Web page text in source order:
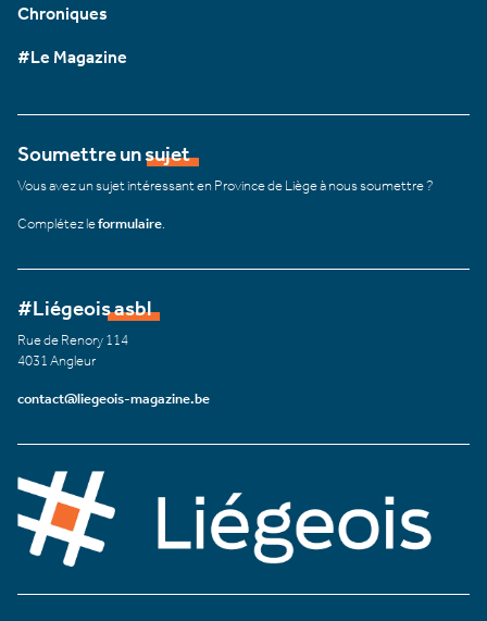
Chroniques
#Le Magazine
Soumettre un sujet
Vous avez un sujet intéressant en Province de Liège à nous soumettre ?
Complétez leformulaire
#Liégeois asbl
Rue de Renory 114
4031 Angleur
contact@liegeois-magazine.be